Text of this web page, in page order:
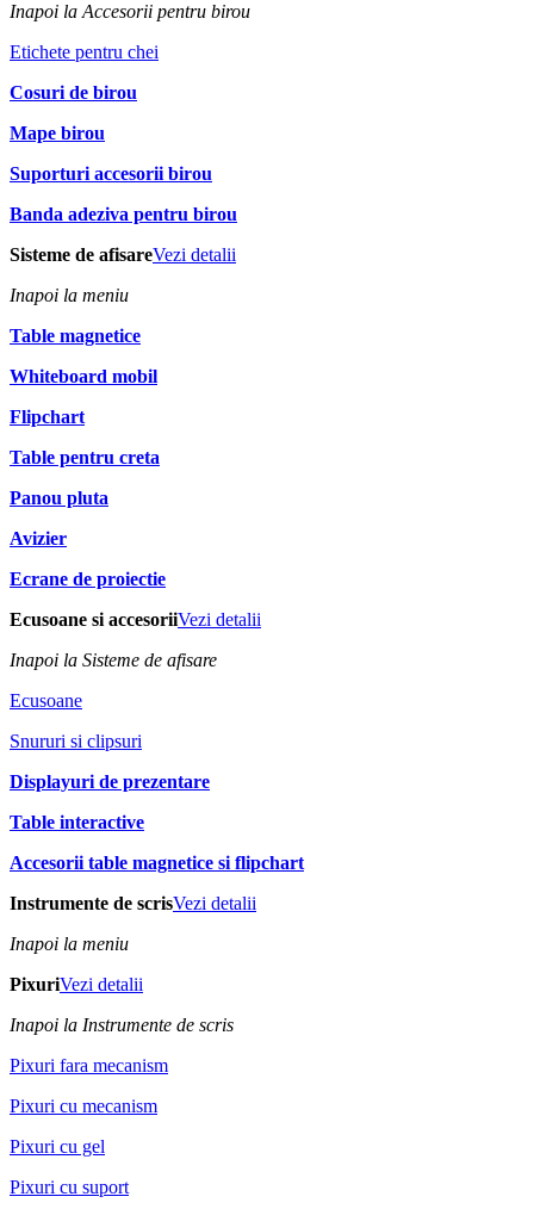
Inapoi la Accesorii pentru birou
Etichete pentru chei
Cosuri de birou
Mape birou
Suporturi accesorii birou
Banda adeziva pentru birou
Sisteme de afisareVezi detalii
Inapoi la meniu
Table magnetice
Whiteboard mobil
Flipchart
Table pentru creta
Panou pluta
Avizier
Ecrane de proiectie
Ecusoane si accesoriiVezi detalii
Inapoi la Sisteme de afisare
Ecusoane
Snururi si clipsuri
Displayuri de prezentare
Table interactive
Accesorii table magnetice si flipchart
Instrumente de scrisVezi detalii
Inapoi la meniu
PixuriVezi detalii
Inapoi la Instrumente de scris
Pixuri fara mecanism
Pixuri cu mecanism
Pixuri cu gel
Pixuri cu suport